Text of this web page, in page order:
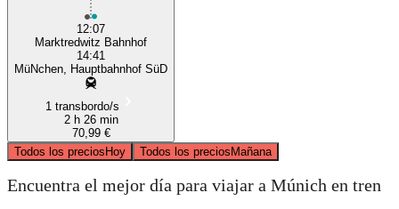
12:07
Marktredwitz Bahnhof
14:41
MüNchen, Hauptbahnhof SüD
1 transbordo/s
2 h 26 min
70,99 €
Todos los preciosHoy Todos los preciosMañana
Encuentra el mejor día para viajar a Múnich en tren